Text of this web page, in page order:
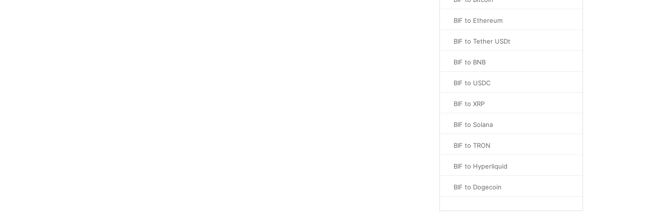
BIF to Ethereum
BIF to Tether USDt
BIF to BNB
BIF to USDC
BIF to XRP
BIF to Solana
BIF to TRON
BIF to Hyperliquid
BIF to Dogecoin